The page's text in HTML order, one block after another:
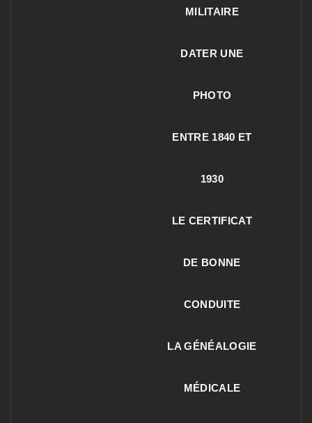
MILITAIRE
DATER UNE
PHOTO
ENTRE 1840 ET
1930
LE CERTIFICAT
DE BONNE
CONDUITE
LA GÉNÉALOGIE
MÉDICALE